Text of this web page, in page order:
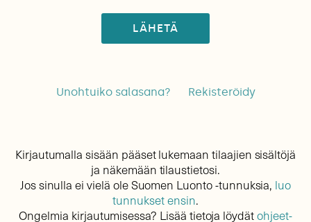
LÄHETÄ
Unohtuiko salasana? Rekisteröidy
Kirjautumalla sisään pääset lukemaan tilaajien sisältöjä
ja näkemään tilaustietosi.
Jos sinulla ei vielä ole Suomen Luonto -tunnuksia, luo
tunnukset ensin.
Ongelmia kirjautumisessa? Lisää tietoja löydätohjeet-